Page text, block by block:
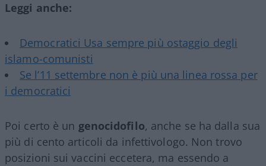
Leggi anche:
Democratici Usa sempre più ostaggio degli
islamo-comunisti
Se l’11 settembre non è più una linea rossa per
i democratici
Poi certo è un genocidofilo, anche se ha dalla sua
più di cento articoli da infettivologo. Non trovo
posizioni sui vaccini eccetera, ma essendo a